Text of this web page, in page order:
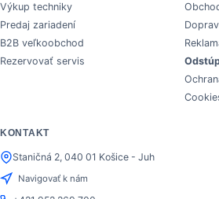
Výkup techniky
Predaj zariadení
B2B veľkoobchod
Rezervovať servis
KONTAKT
Staničná 2, 040 01 Košice - Juh
Navigovať k nám